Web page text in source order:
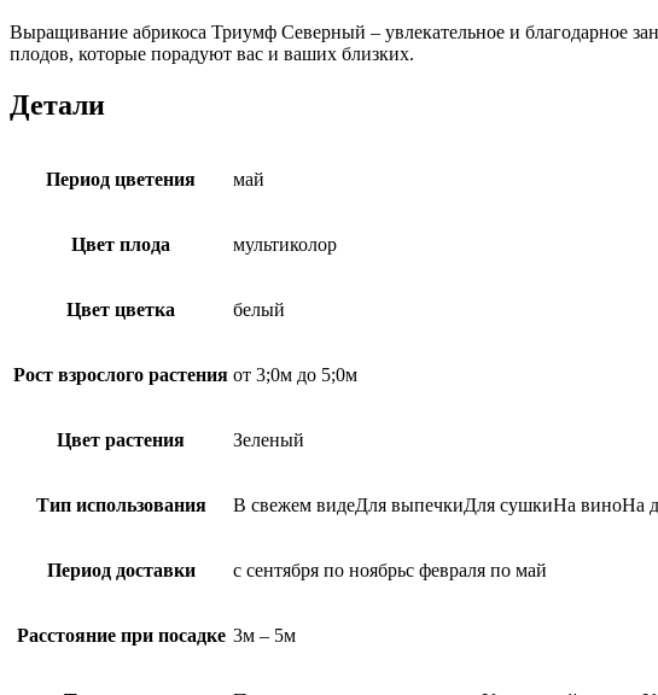
Выращивание абрикоса Триумф Северный – увлекательное и благодарное
плодов, которые порадуют вас и ваших близких.
Детали
Период цветения май
Цвет плода мультиколор
Цвет цветка белый
Рост взрослого растения от 3;0м до 5;0м
Цвет растения Зеленый
Тип использования В свежем видеДля выпечкиДля сушкиНа виноНа
Период доставки с сентября по ноябрьс февраля по май
Расстояние при посадке 3м – 5м